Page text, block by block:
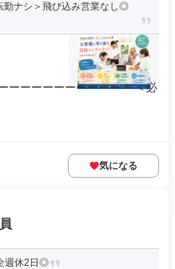
勤ナシ＞飛び込み営業なし◎
ーーーーーーーーーー＊ ＜必
気になる
週休2日◎